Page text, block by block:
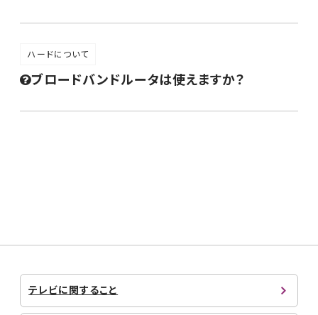
ハードについて
ブロードバンドルータは使えますか？
テレビに関すること